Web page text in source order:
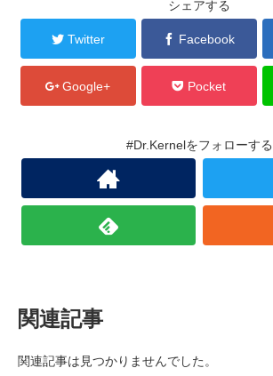
シェアする
Twitter Facebook
Google+ Pocket
#Dr.Kernelをフォローする
関連記事
関連記事は見つかりませんでした。